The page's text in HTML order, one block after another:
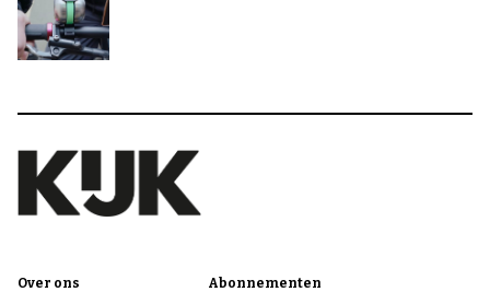
Over ons Abonnementen